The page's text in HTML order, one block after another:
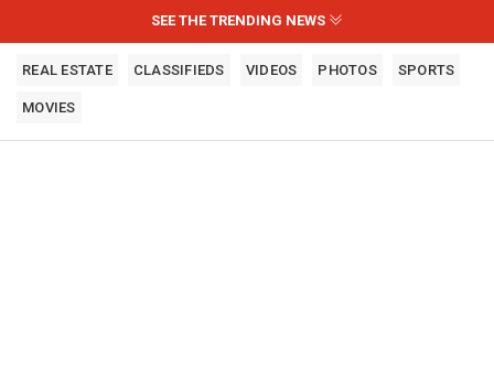
SEE THE TRENDING NEWS
REAL ESTATE CLASSIFIEDS VIDEOS PHOTOS SPORTS
MOVIES